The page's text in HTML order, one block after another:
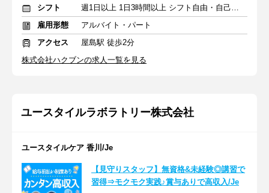
シフト
週1日以上 1日3時間以上 シフト自由・自己申告
雇用形態
アルバイト・パート
アクセス
屋島駅 徒歩2分
株式会社ハクブンの求人一覧を見る
ユースタイルラボラトリー株式会社
ユースタイルケア 香川/Je
【見守りスタッフ】無資格&未経験◎講習で
習得⇒モクモク実践♪賞与ありで高収入/Je